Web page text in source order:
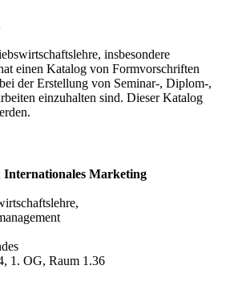
insbesondere
einen Katalog von Formvorschriften
der Erstellung von Seminar-, Diplom-,
einzuhalten sind. Dieser Katalog
Marketing
1. OG, Raum 1.36